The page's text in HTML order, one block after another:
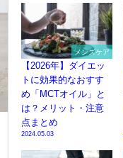
メンズケア
【2026年】ダイエッ
トに効果的なおすす
め「MCTオイル」と
は？メリット・注意
点まとめ
2024.05.03